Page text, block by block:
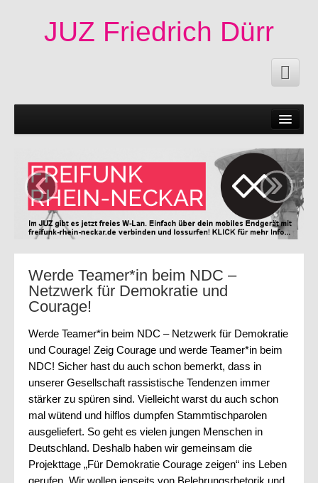
JUZ Friedrich Dürr
Termine
Fachschaften|Mitmachen
Angebote
Infos
Impressum|Kontakt|Datenschutzerklärung
Förderverein
English
Italiano
‹ ›
Werde Teamer*in beim NDC –
Netzwerk für Demokratie und
Courage!
Werde Teamer*in beim NDC – Netzwerk für Demokratie
und Courage! Zeig Courage und werde Teamer*in beim
NDC! Sicher hast du auch schon bemerkt, dass in
unserer Gesellschaft rassistische Tendenzen immer
stärker zu spüren sind. Vielleicht warst du auch schon
mal wütend und hilflos dumpfen Stammtischparolen
ausgeliefert. So geht es vielen jungen Menschen in
Deutschland. Deshalb haben wir gemeinsam die
Projekttage „Für Demokratie Courage zeigen“ ins Leben
gerufen. Wir wollen jenseits von Belehrungsrhetorik und